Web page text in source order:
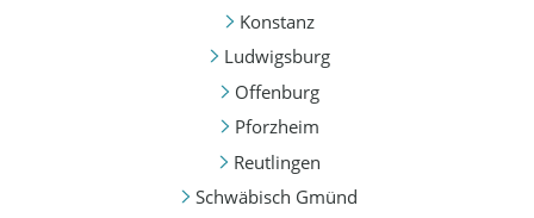
Konstanz
Ludwigsburg
Offenburg
Pforzheim
Reutlingen
Schwäbisch Gmünd